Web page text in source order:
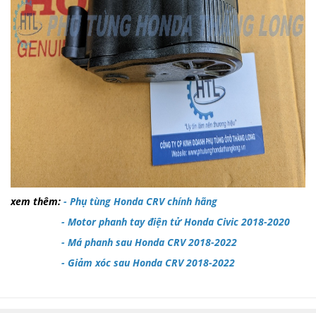
xem thêm: - Phụ tùng Honda CRV chính hãng
- Motor phanh tay điện tử Honda Civic 2018-2020
- Má phanh sau Honda CRV 2018-2022
- Giảm xóc sau Honda CRV 2018-2022